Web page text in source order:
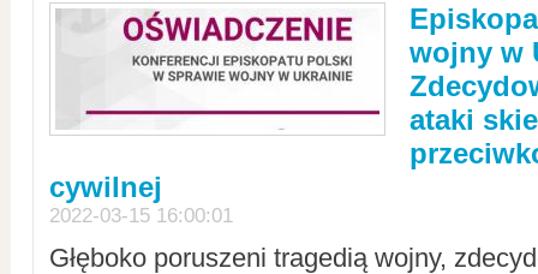
wojny w
ataki
cywilnej
2022-03-15 16:00:01
Głęboko poruszeni tragedią wojny,